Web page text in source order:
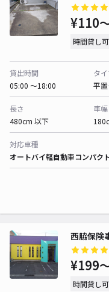
¥110
時間貸し可
貸出時間
05:00 〜18:00
タ
平置
長さ
480cm 以下
車幅
対応車種
オートバイ軽自動車コンパク
西脇保険
¥199
時間貸し可